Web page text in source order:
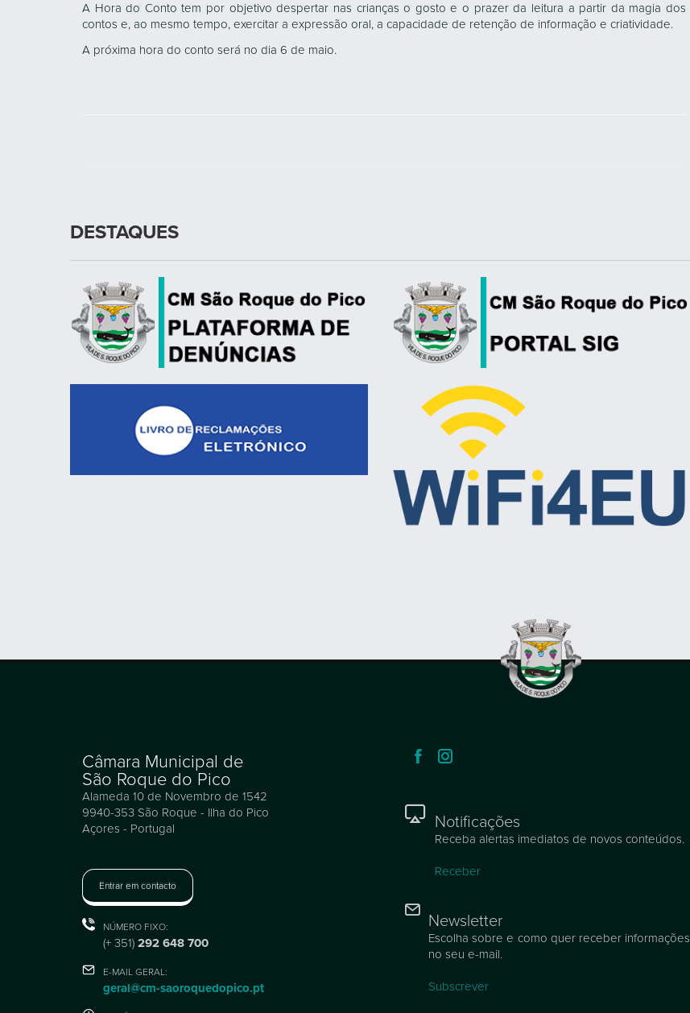
A Hora do Conto tem por objetivo despertar nas crianças o gosto e o prazer da leitura a partir da magia dos
contos e, ao mesmo tempo, exercitar a expressão oral, a capacidade de retenção de informação e criatividade.
A próxima hora do conto será no dia 6 de maio.
DESTAQUES
Câmara Municipal de
São Roque do Pico
Alameda 10 de Novembro de 1542
9940-353 São Roque - Ilha do Pico
Açores - Portugal
Entrar em contacto
NÚMERO FIXO:
(+ 351) 292 648 700
E-MAIL GERAL:
geral@cm-saoroquedopico.pt
Notificações
Receba alertas imediatos de novos conteúdos.
Receber
Newsletter
Escolha sobre e como quer receber informações
no seu e-mail.
Subscrever